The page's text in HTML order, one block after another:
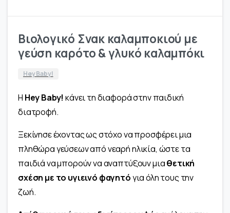
Βιολογικό Σνακ καλαμποκιού με
γεύση καρότο & γλυκό καλαμπόκι
Hey Baby!
Η Hey Baby! κάνει τη διαφορά στην παιδική
διατροφή.
Ξεκίνησε έχοντας ως στόχο να προσφέρει μια
πληθώρα γεύσεων από νεαρή ηλικία, ώστε τα
παιδιά να μπορούν να αναπτύξουν μιαθετική
σχέση με το υγιεινό φαγητόγια όλη τους την
ζωή.